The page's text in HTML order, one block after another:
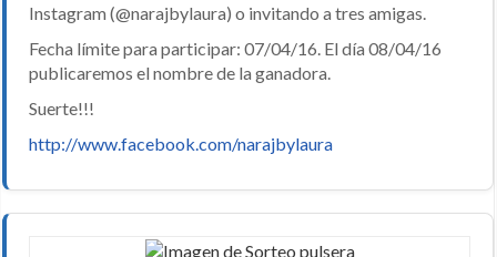
Instagram (@narajbylaura) o invitando a tres amigas.
Fecha límite para participar: 07/04/16. El día 08/04/16
publicaremos el nombre de la ganadora.
Suerte!!!
http://www.facebook.com/narajbylaura